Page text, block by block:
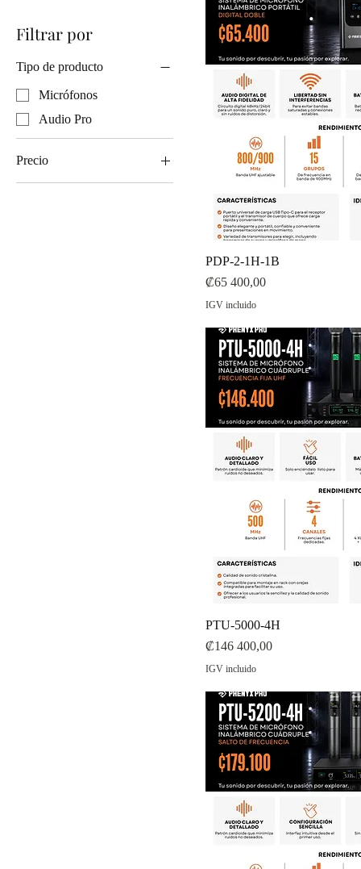
Filtrar por
Tipo de producto
Micrófonos
Audio Pro
Precio
PDP-2-1H-1B
Precio
₡65 400,00
IGV incluido
PTU-5000-4H
Precio
₡146 400,00
IGV incluido